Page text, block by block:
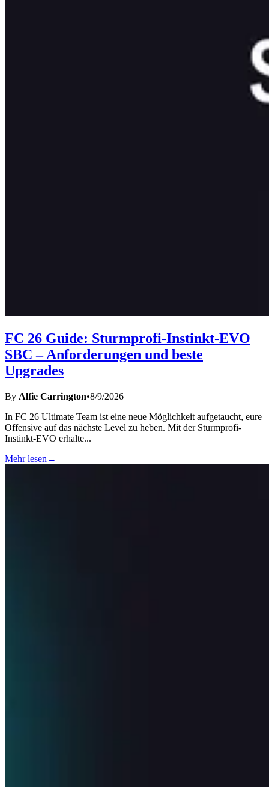
FC 26 Guide: Sturmprofi-Instinkt-EVO
SBC – Anforderungen und beste
Upgrades
By Alfie Carrington•8/9/2026
In FC 26 Ultimate Team ist eine neue Möglichkeit aufgetaucht, eure
Offensive auf das nächste Level zu heben. Mit der Sturmprofi-
Instinkt-EVO erhalte...
Mehr lesen →